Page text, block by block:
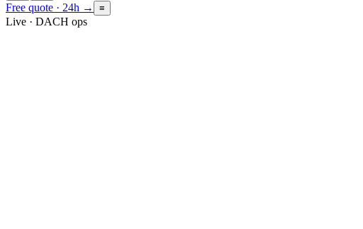
Free quote · 24h → ≡
Live · DACH ops